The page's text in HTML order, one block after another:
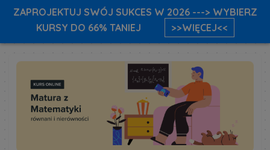
ZAPROJEKTUJ SWÓJ SUKCES W 2026 ---> WYBIERZ
KURSY DO 66% TANIEJ
>>WIĘCEJ<<